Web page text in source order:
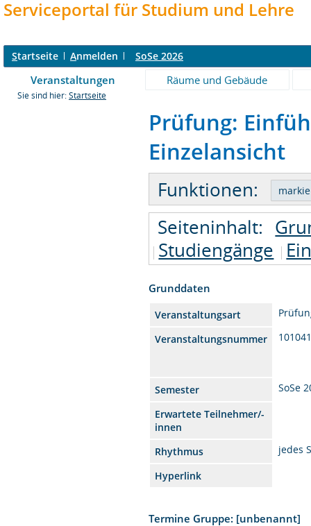
Serviceportal für Studium und Lehre
Startseite Anmelden SoSe 2026
Veranstaltungen Räume und Gebäude
Sie sind hier: Startseite
Prüfung:
Einzelansicht
Funktionen:
Seiteninhalt:
Studiengänge
Grunddaten
Veranstaltungsart
Veranstaltungsnummer
Semester
SoSe
Erwartete Teilnehmer/-
innen
Rhythmus
jedes
Hyperlink
Termine Gruppe: [unbenannt]